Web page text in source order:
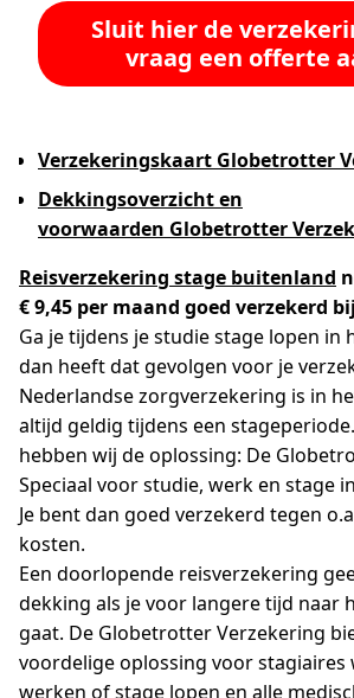
Sluit hier de
vraag een offerte
Verzekeringskaart Globetrotter
Dekkingsoverzicht en
voorwaarden Globetrotter
Reisverzekering stage buitenland
€ 9,45 per maand goed verzekerd
Ga je tijdens je studie stage lopen in
dan heeft dat gevolgen voor je
Nederlandse zorgverzekering is in
altijd geldig tijdens een
hebben wij de oplossing: De
Speciaal voor studie, werk en stage
Je bent dan goed verzekerd tegen
kosten.
Een doorlopende reisverzekering
dekking als je voor langere tijd naar
gaat. De Globetrotter Verzekering
voordelige oplossing voor stagiaires
werken of stage lopen en alle